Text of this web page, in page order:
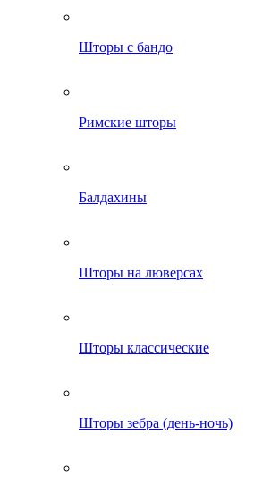
Шторы с бандо
Римские шторы
Балдахины
Шторы на люверсах
Шторы классические
Шторы зебра (день-ночь)